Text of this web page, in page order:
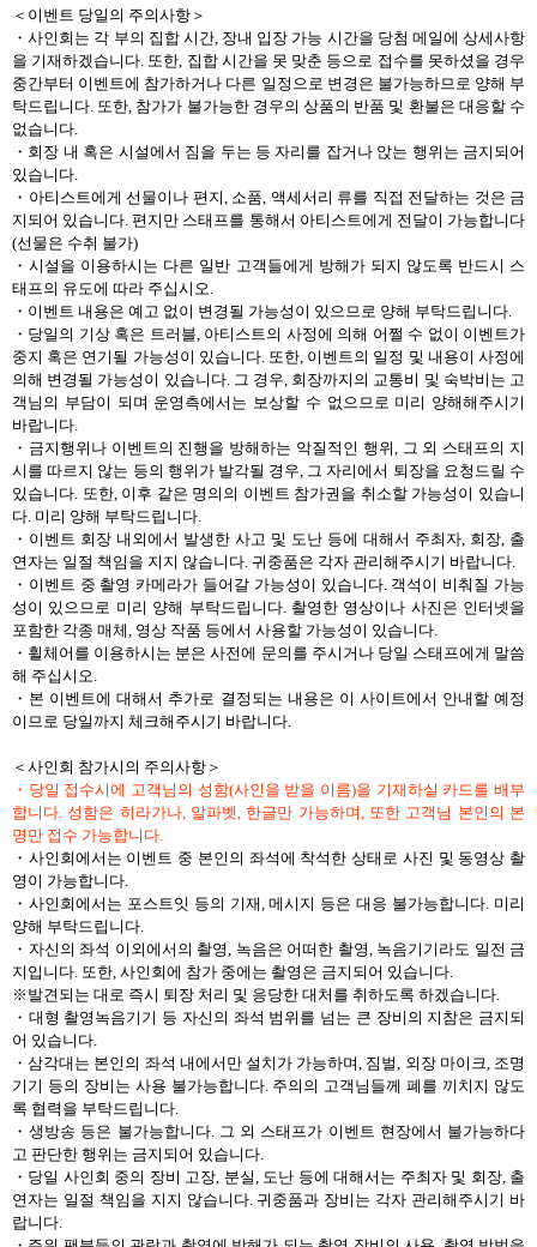
＜이벤트 당일의 주의사항＞
・사인회는 각 부의 집합 시간, 장내 입장 가능 시간을 당첨 메일에 상세사항
을 기재하겠습니다. 또한, 집합 시간을 못 맞춘 등으로 접수를 못하셨을 경우
중간부터 이벤트에 참가하거나 다른 일정으로 변경은 불가능하므로 양해 부
탁드립니다. 또한, 참가가 불가능한 경우의 상품의 반품 및 환불은 대응할 수
없습니다.
・회장 내 혹은 시설에서 짐을 두는 등 자리를 잡거나 앉는 행위는 금지되어
있습니다.
・아티스트에게 선물이나 편지, 소품, 액세서리 류를 직접 전달하는 것은 금
지되어 있습니다. 편지만 스태프를 통해서 아티스트에게 전달이 가능합니다
(선물은 수취 불가)
・시설을 이용하시는 다른 일반 고객들에게 방해가 되지 않도록 반드시 스
태프의 유도에 따라 주십시오.
・이벤트 내용은 예고 없이 변경될 가능성이 있으므로 양해 부탁드립니다.
・당일의 기상 혹은 트러블, 아티스트의 사정에 의해 어쩔 수 없이 이벤트가
중지 혹은 연기될 가능성이 있습니다. 또한, 이벤트의 일정 및 내용이 사정에
의해 변경될 가능성이 있습니다. 그 경우, 회장까지의 교통비 및 숙박비는 고
객님의 부담이 되며 운영측에서는 보상할 수 없으므로 미리 양해해주시기
바랍니다.
・금지행위나 이벤트의 진행을 방해하는 악질적인 행위, 그 외 스태프의 지
시를 따르지 않는 등의 행위가 발각될 경우, 그 자리에서 퇴장을 요청드릴 수
있습니다. 또한, 이후 같은 명의의 이벤트 참가권을 취소할 가능성이 있습니
다. 미리 양해 부탁드립니다.
・이벤트 회장 내외에서 발생한 사고 및 도난 등에 대해서 주최자, 회장, 출
연자는 일절 책임을 지지 않습니다. 귀중품은 각자 관리해주시기 바랍니다.
・이벤트 중 촬영 카메라가 들어갈 가능성이 있습니다. 객석이 비춰질 가능
성이 있으므로 미리 양해 부탁드립니다. 촬영한 영상이나 사진은 인터넷을
포함한 각종 매체, 영상 작품 등에서 사용할 가능성이 있습니다.
・휠체어를 이용하시는 분은 사전에 문의를 주시거나 당일 스태프에게 말씀
해 주십시오.
・본 이벤트에 대해서 추가로 결정되는 내용은 이 사이트에서 안내할 예정
이므로 당일까지 체크해주시기 바랍니다.
＜사인회 참가시의 주의사항＞
・당일 접수시에 고객님의 성함(사인을 받을 이름)을 기재하실 카드를 배부
합니다. 성함은 히라가나, 알파벳, 한글만 가능하며, 또한 고객님 본인의 본
명만 접수 가능합니다.
・사인회에서는 이벤트 중 본인의 좌석에 착석한 상태로 사진 및 동영상 촬
영이 가능합니다.
・사인회에서는 포스트잇 등의 기재, 메시지 등은 대응 불가능합니다. 미리
양해 부탁드립니다.
・자신의 좌석 이외에서의 촬영, 녹음은 어떠한 촬영, 녹음기기라도 일전 금
지입니다. 또한, 사인회에 참가 중에는 촬영은 금지되어 있습니다.
※발견되는 대로 즉시 퇴장 처리 및 응당한 대처를 취하도록 하겠습니다.
・대형 촬영녹음기기 등 자신의 좌석 범위를 넘는 큰 장비의 지참은 금지되
어 있습니다.
・삼각대는 본인의 좌석 내에서만 설치가 가능하며, 짐벌, 외장 마이크, 조명
기기 등의 장비는 사용 불가능합니다. 주의의 고객님들께 폐를 끼치지 않도
록 협력을 부탁드립니다.
・생방송 등은 불가능합니다. 그 외 스태프가 이벤트 현장에서 불가능하다
고 판단한 행위는 금지되어 있습니다.
・당일 사인회 중의 장비 고장, 분실, 도난 등에 대해서는 주최자 및 회장, 출
연자는 일절 책임을 지지 않습니다. 귀중품과 장비는 각자 관리해주시기 바
랍니다.